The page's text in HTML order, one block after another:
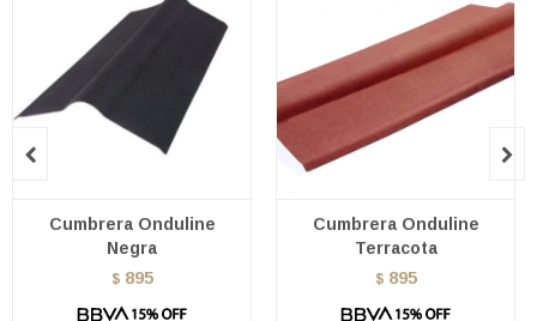
Cumbrera Onduline
Negra
$ 895
Cumbrera Onduline
Terracota
$ 895
 